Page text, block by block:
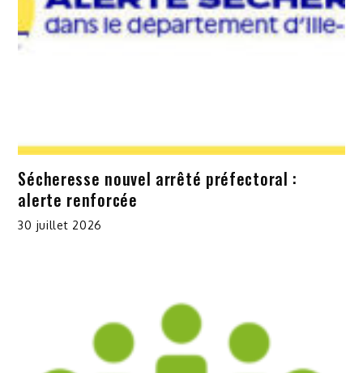
Sécheresse nouvel arrêté préfectoral :
alerte renforcée
30 juillet 2026